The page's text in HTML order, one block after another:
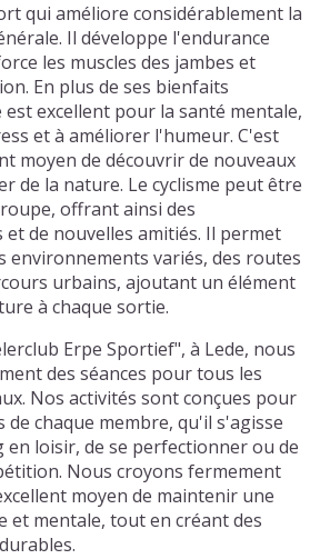
qui améliore considérablement la
Il développe l'endurance
les muscles des jambes et
En plus de ses bienfaits
est excellent pour la santé mentale,
et à améliorer l'humeur. C'est
moyen de découvrir de nouveaux
de la nature. Le cyclisme peut être
offrant ainsi des
de nouvelles amitiés. Il permet
environnements variés, des routes
urbains, ajoutant un élément
à chaque sortie.
Erpe Sportief", à Lede, nous
des séances pour tous les
Nos activités sont conçues pour
chaque membre, qu'il s'agisse
en loisir, de se perfectionner ou de
Nous croyons fermement
moyen de maintenir une
et mentale, tout en créant des